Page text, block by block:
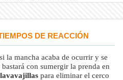
DE REACCIÓN
la mancha acaba de ocurrir y se
con sumergir la prenda en
para eliminar el cerco